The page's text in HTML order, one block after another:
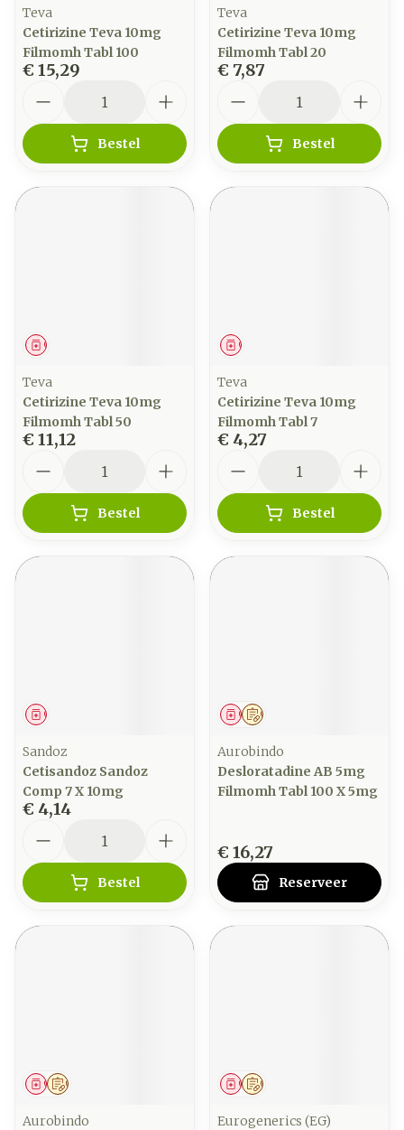
Teva
Cetirizine Teva 10mg
Filmomh Tabl 100
€ 15,29
Bestel
Teva
Cetirizine Teva 10mg
Filmomh Tabl 20
€ 7,87
Bestel
Geneesmiddel
Teva
Cetirizine Teva 10mg
Filmomh Tabl 50
€ 11,12
Bestel
Geneesmiddel
Teva
Cetirizine Teva 10mg
Filmomh Tabl 7
€ 4,27
Bestel
Geneesmiddel
Sandoz
Cetisandoz Sandoz
Comp 7 X 10mg
€ 4,14
Bestel
Op voorschrift
Geneesmiddel
Aurobindo
Desloratadine AB 5mg
Filmomh Tabl 100 X 5mg
€ 16,27
Reserveer
Op voorschrift
Geneesmiddel
Aurobindo
Op voorschrift
Geneesmiddel
Eurogenerics (EG)